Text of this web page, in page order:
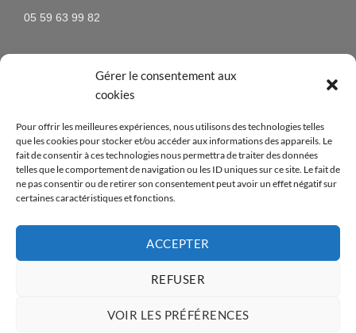
Gérer le consentement aux
cookies
Pour offrir les meilleures expériences, nous utilisons des technologies telles
que les cookies pour stocker et/ou accéder aux informations des appareils. Le
fait de consentir à ces technologies nous permettra de traiter des données
telles que le comportement de navigation ou les ID uniques sur ce site. Le fait de
ne pas consentir ou de retirer son consentement peut avoir un effet négatif sur
certaines caractéristiques et fonctions.
ACCEPTER
REFUSER
VOIR LES PRÉFÉRENCES
05 59 63 99 82
N’hésitez pas à vous inscrire à la newsletter pour être
tenus au courant des nouveaux produits proposés sur
le site ainsi que des offres spéciales !
Copyright 2026 ©Abian Pays Basque- Réalisé par